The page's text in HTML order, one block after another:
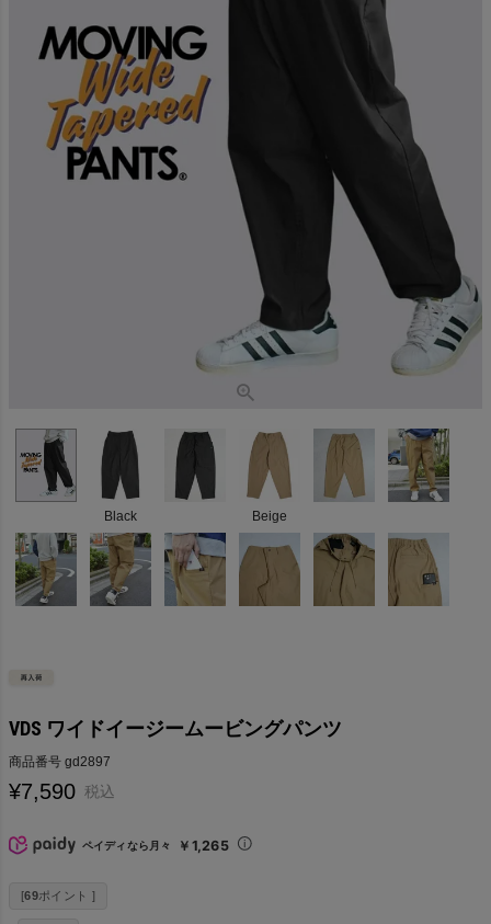
Black Beige
VDS ワイドイージームービングパンツ
商品番号 gd2897
¥7,590 税込
ペイディなら月々 ￥1,265
[69ポイント ]